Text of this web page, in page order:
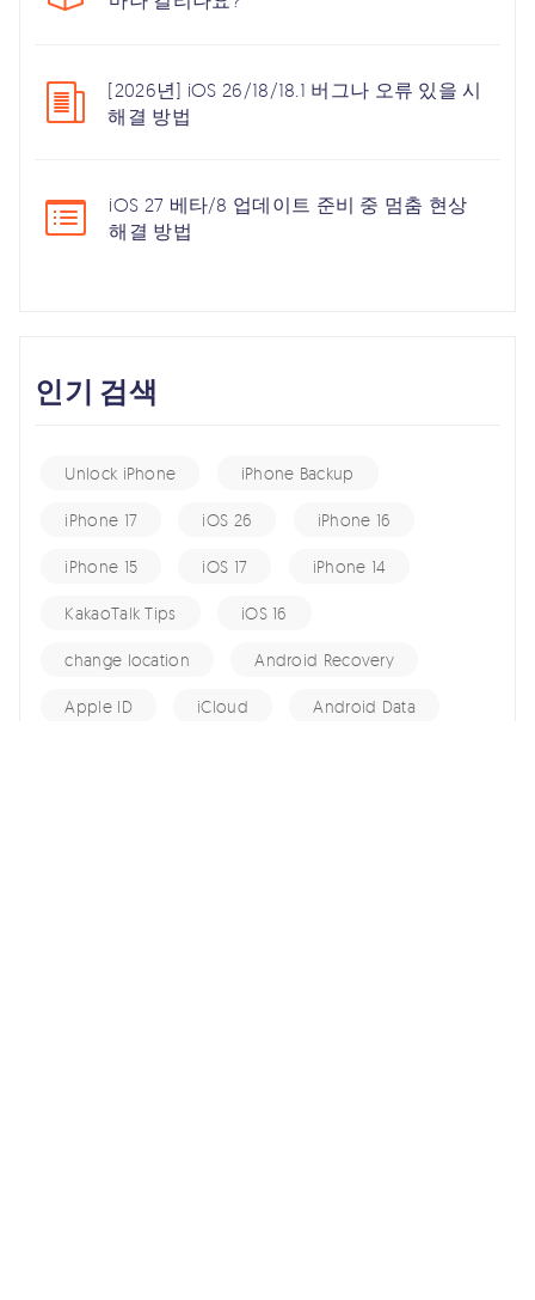
[2026년] iOS 26/18/18.1 버그나 오류 있을 시
해결 방법
iOS 27 베타/8 업데이트 준비 중 멈춤 현상
해결 방법
인기 검색
Unlock iPhone iPhone Backup
iPhone 17 iOS 26 iPhone 16
iPhone 15 iOS 17 iPhone 14
KakaoTalk Tips iOS 16
change location Android Recovery
Apple ID iCloud Android Data